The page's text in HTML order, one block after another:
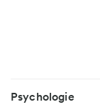
Psychologie